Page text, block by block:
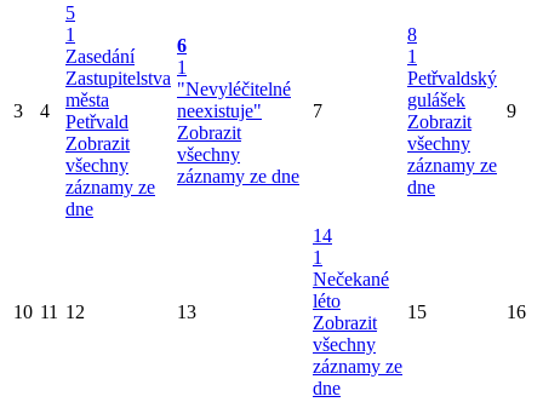
3 4
5
1
Zasedání
Zastupitelstva
města
Petřvald
Zobrazit
všechny
záznamy ze
dne
6
1
"Nevyléčitelné
neexistuje"
Zobrazit
všechny
záznamy ze dne
7
8
1
Petřvaldský
gulášek
Zobrazit
všechny
záznamy ze
dne
9
10 11 12 13
14
1
Nečekané
léto
Zobrazit
všechny
záznamy ze
dne
15 16